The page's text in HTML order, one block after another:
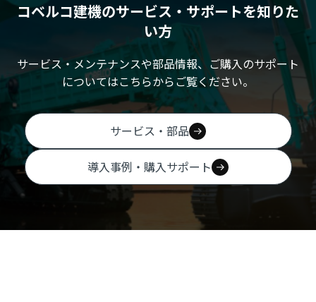
コベルコ建機のサービス・サポートを知りた
い方
サービス・メンテナンスや部品情報、ご購入のサポート
についてはこちらからご覧ください。
サービス・部品
導入事例・購入サポート